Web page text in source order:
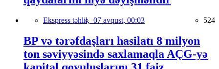
Ekspress təhlil, 07 avqust, 00:03 524
BP və tərəfdaşları hasilatı 8 milyon
ton səviyyəsində saxlamaqla AÇG-yə